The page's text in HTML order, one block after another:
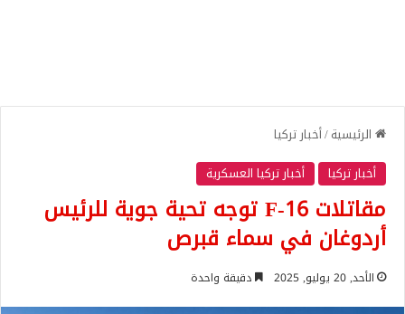
الرئيسية/أخبار تركيا
أخبار تركيا
أخبار تركيا العسكرية
مقاتلات F-16 توجه تحية جوية للرئيس
أردوغان في سماء قبرص
الأحد, 20 يوليو, 2025 دقيقة واحدة